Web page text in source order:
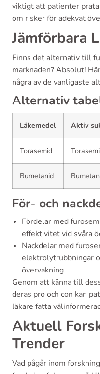
viktigt att patienter
om risker för adekvat
Jämförbara
Finns det alternativ till
marknaden? Absolut!
några av de vanligaste
Alternativ
Läkemedel Aktiv
Torasemid
Bumetanid
För- och
Fördelar med
effektivitet vid svåra
Nackdelar med
elektrolytrubbningar
övervakning.
Genom att känna till
deras pro och con kan
läkare fatta
Aktuell
Trender
Vad pågår inom